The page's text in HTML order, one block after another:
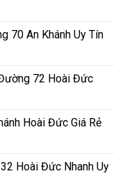
70 An Khánh Uy Tín
72 Hoài Đức
Hoài Đức Giá Rẻ
Hoài Đức Nhanh Uy